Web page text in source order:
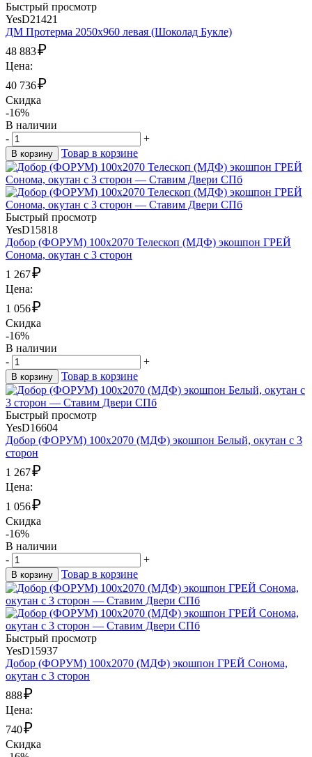
Быстрый просмотр
YesD21421
ДМ Протерма 2050х960 левая (Шоколад Букле)
48 883₽
Цена:
40 736₽
Скидка
-16%
В наличии
-
+
В корзину Товар в корзине
Быстрый просмотр
YesD15818
Добор (ФОРУМ) 100х2070 Телескоп (МДФ) экошпон ГРЕЙ
Сонома, окутан с 3 сторон
1 267₽
Цена:
1 056₽
Скидка
-16%
В наличии
-
+
В корзину Товар в корзине
Быстрый просмотр
YesD16604
Добор (ФОРУМ) 100х2070 (МДФ) экошпон Белый, окутан с 3
сторон
1 267₽
Цена:
1 056₽
Скидка
-16%
В наличии
-
+
В корзину Товар в корзине
Быстрый просмотр
YesD15937
Добор (ФОРУМ) 100х2070 (МДФ) экошпон ГРЕЙ Сонома,
окутан с 3 сторон
888₽
Цена:
740₽
Скидка